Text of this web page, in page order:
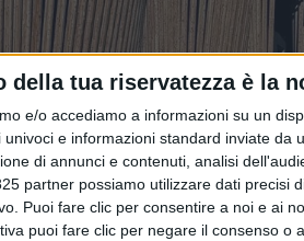
della tua riservatezza è la
e/o accediamo a informazioni su un
e informazioni standard inviate da
di annunci e contenuti, analisi
partner possiamo utilizzare dati precisi
Puoi fare clic per consentire a noi e ai
puoi fare clic per negare il consenso o